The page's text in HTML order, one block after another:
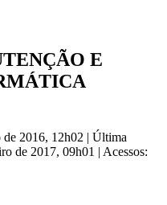
E
de 2016, 12h02 | Última
de 2017, 09h01 | Acessos: